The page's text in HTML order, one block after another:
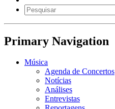
Primary Navigation
Música
Agenda de Concertos
Notícias
Análises
Entrevistas